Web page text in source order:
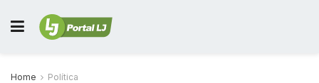
Home Política